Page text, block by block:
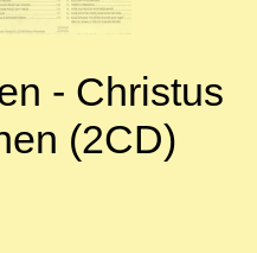
- Christus
(2CD)